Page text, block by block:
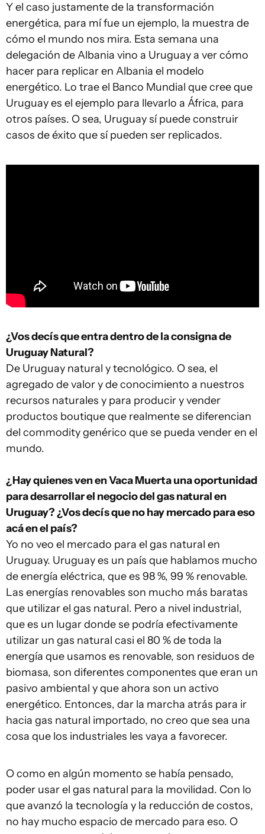
Y el caso justamente de la transformación
energética, para mí fue un ejemplo, la muestra de
cómo el mundo nos mira. Esta semana una
delegación de Albania vino a Uruguay a ver cómo
hacer para replicar en Albania el modelo
energético. Lo trae el Banco Mundial que cree que
Uruguay es el ejemplo para llevarlo a África, para
otros países. O sea, Uruguay sí puede construir
casos de éxito que sí pueden ser replicados.
¿Vos decís que entra dentro de la consigna de
Uruguay Natural?
De Uruguay natural y tecnológico. O sea, el
agregado de valor y de conocimiento a nuestros
recursos naturales y para producir y vender
productos boutique que realmente se diferencian
del commodity genérico que se pueda vender en el
mundo.
¿Hay quienes ven en Vaca Muerta una oportunidad
para desarrollar el negocio del gas natural en
Uruguay? ¿Vos decís que no hay mercado para eso
acá en el país?
Yo no veo el mercado para el gas natural en
Uruguay. Uruguay es un país que hablamos mucho
de energía eléctrica, que es 98 %, 99 % renovable.
Las energías renovables son mucho más baratas
que utilizar el gas natural. Pero a nivel industrial,
que es un lugar donde se podría efectivamente
utilizar un gas natural casi el 80 % de toda la
energía que usamos es renovable, son residuos de
biomasa, son diferentes componentes que eran un
pasivo ambiental y que ahora son un activo
energético. Entonces, dar la marcha atrás para ir
hacia gas natural importado, no creo que sea una
cosa que los industriales les vaya a favorecer.
O como en algún momento se había pensado,
poder usar el gas natural para la movilidad. Con lo
que avanzó la tecnología y la reducción de costos,
no hay mucho espacio de mercado para eso. O